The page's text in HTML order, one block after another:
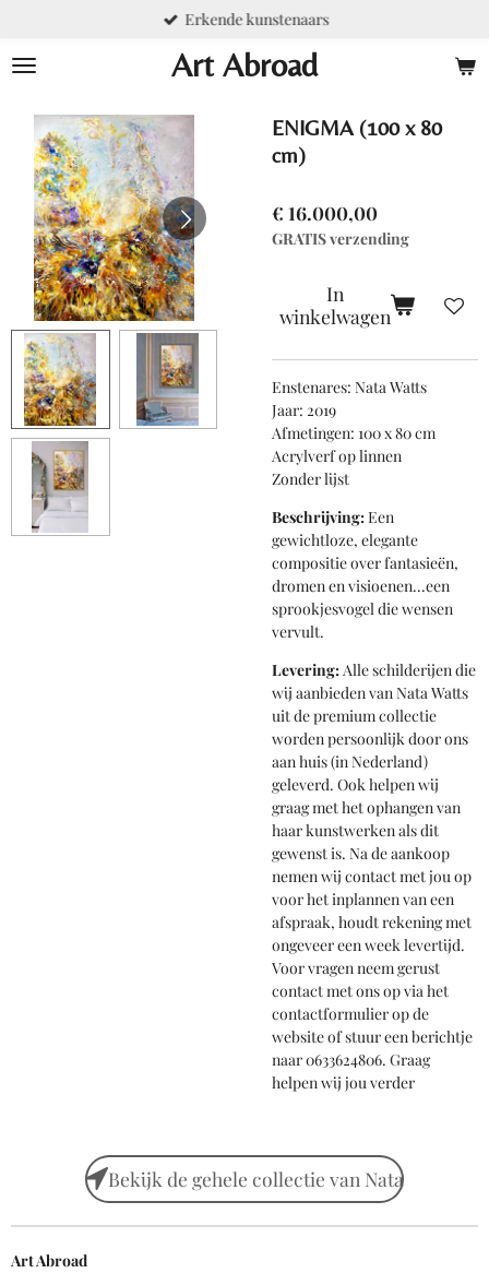
naar
hoofdinhoud
Art Abroad
Erkende kunstenaars
ENIGMA (100 x 80
cm)
€ 16.000,00
GRATIS verzending
In
winkelwagen
Enstenares: Nata Watts
Jaar: 2019
Afmetingen: 100 x 80 cm
Acrylverf op linnen
Zonder lijst
Beschrijving:Een
gewichtloze, elegante
compositie over fantasieën,
dromen en visioenen...een
sprookjesvogel die wensen
vervult.
Levering:Alle schilderijen die
wij aanbieden van Nata Watts
uit de premium collectie
worden persoonlijk door ons
aan huis (in Nederland)
geleverd. Ook helpen wij
graag met het ophangen van
haar kunstwerken als dit
gewenst is. Na de aankoop
nemen wij contact met jou op
voor het inplannen van een
afspraak, houdt rekening met
ongeveer een week levertijd.
Voor vragen neem gerust
contact met ons op via het
contactformulier op de
website of stuur een berichtje
naar 0633624806. Graag
helpen wij jou verder
Bekijk de gehele collectie van Nata
Art Abroad